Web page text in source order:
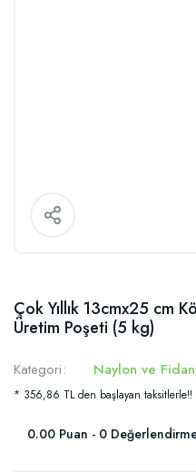
Çok Yıllık 13cmx25 cm
Üretim Poşeti (5 kg)
Kategori Naylon ve
* 356,86 TL den başlayan taksitlerle!!
0.00 Puan - 0